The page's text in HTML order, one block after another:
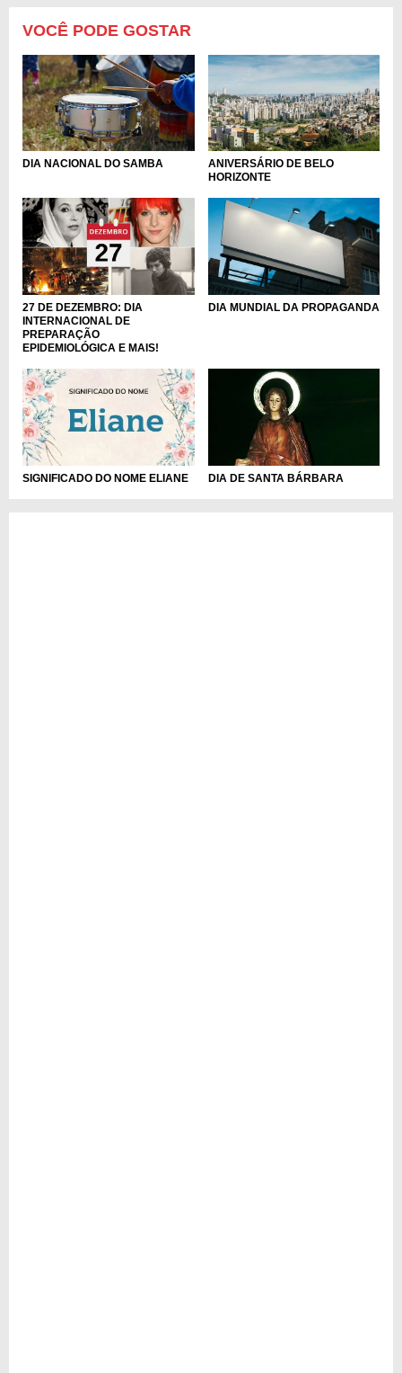
VOCÊ PODE GOSTAR
DIA NACIONAL DO SAMBA
ANIVERSÁRIO DE BELO
HORIZONTE
27 DE DEZEMBRO: DIA
INTERNACIONAL DE
PREPARAÇÃO
EPIDEMIOLÓGICA E MAIS!
DIA MUNDIAL DA PROPAGANDA
SIGNIFICADO DO NOME ELIANE DIA DE SANTA BÁRBARA